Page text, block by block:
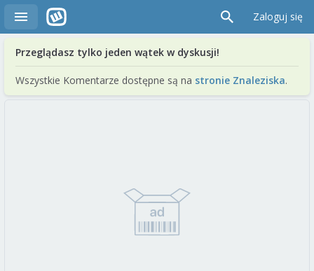
Zaloguj się
Przeglądasz tylko jeden wątek w dyskusji!
Wszystkie Komentarze dostępne są na stronie Znaleziska.